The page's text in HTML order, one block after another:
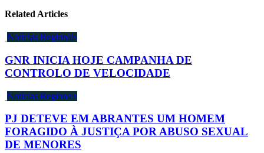
Related Articles
Notícias Regionais
GNR INICIA HOJE CAMPANHA DE
CONTROLO DE VELOCIDADE
Notícias Regionais
PJ DETEVE EM ABRANTES UM HOMEM
FORAGIDO À JUSTIÇA POR ABUSO SEXUAL
DE MENORES